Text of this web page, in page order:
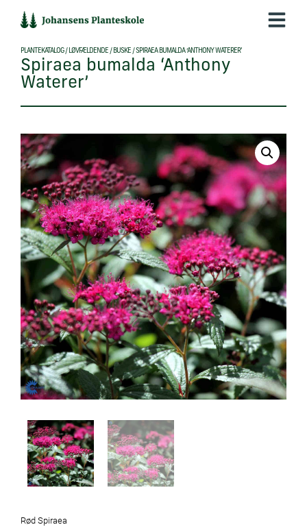
indholdet
PLANTEKATALOG/ LØVFÆLDENDE / BUSKE / SPIRAEA BUMALDA ‘ANTHONY WATERER’
Spiraea bumalda ‘Anthony
Waterer’
Rød Spiraea